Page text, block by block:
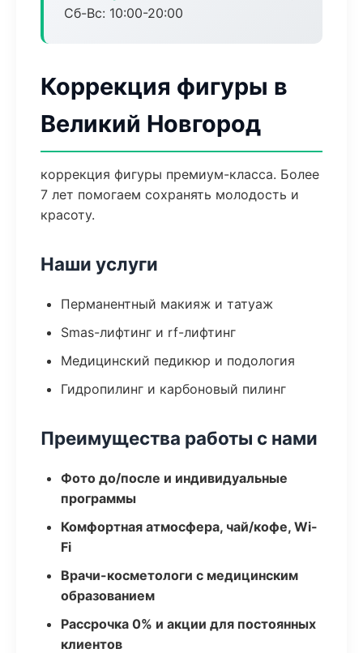
Сб-Вс: 10:00-20:00
Коррекция фигуры в
Великий Новгород
коррекция фигуры премиум-класса. Более
7 лет помогаем сохранять молодость и
красоту.
Наши услуги
Перманентный макияж и татуаж
Smas-лифтинг и rf-лифтинг
Медицинский педикюр и подология
Гидропилинг и карбоновый пилинг
Преимущества работы с нами
Фото до/после и индивидуальные
программы
Комфортная атмосфера, чай/кофе, Wi-
Fi
Врачи-косметологи с медицинским
образованием
Рассрочка 0% и акции для постоянных
клиентов